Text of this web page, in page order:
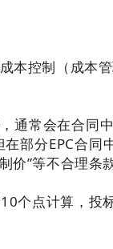
本控制（成本
通常会在合同
部分EPC合
”等不合理条
个点计算，投